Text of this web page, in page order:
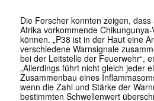
Die Forscher konnten zeigen,
Afrika vorkommende
können. „P38 ist in der Haut eine
verschiedene Warnsignale
bei der Leitstelle der Feuerwehr“,
„Allerdings führt nicht gleich jeder
Zusammenbau eines
wenn die Zahl und Stärke der
bestimmten Schwellenwert